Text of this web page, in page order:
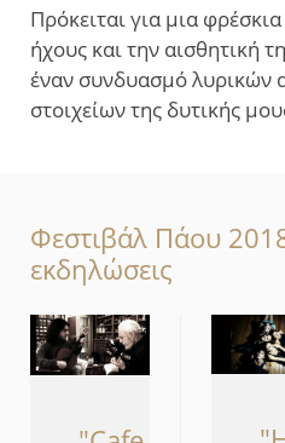
Πρόκειται για μια
ήχους και την αισθητική
έναν συνδυασμό λυρικών
στοιχείων της δυτικής
Φεστιβάλ Πάου
εκδηλώσεις